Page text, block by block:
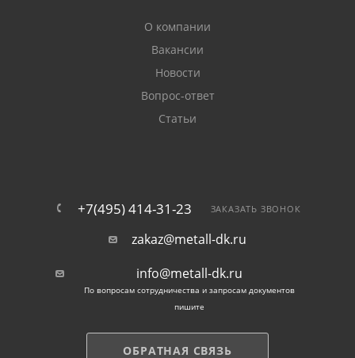
О компании
Вакансии
Новости
Вопрос-ответ
Статьи
+7(495) 414-31-23 ЗАКАЗАТЬ ЗВОНОК
zakaz@metall-dk.ru
info@metall-dk.ru
По вопросам сотрудничества и запросам документов
пишите
ОБРАТНАЯ СВЯЗЬ